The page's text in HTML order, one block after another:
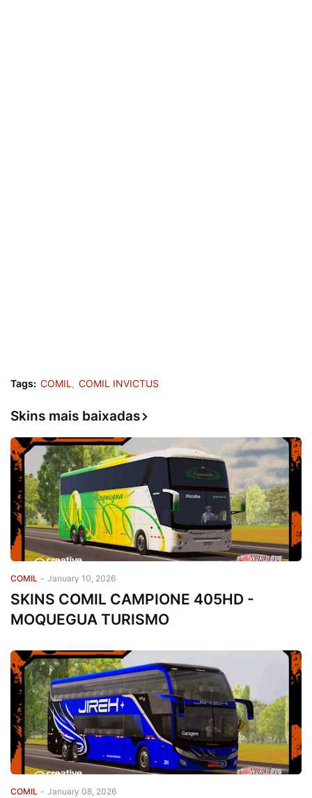
Tags: COMIL COMIL INVICTUS
Skins mais baixadas
COMIL - January 10, 2026
SKINS COMIL CAMPIONE 405HD -
MOQUEGUA TURISMO
COMIL - January 08, 2026